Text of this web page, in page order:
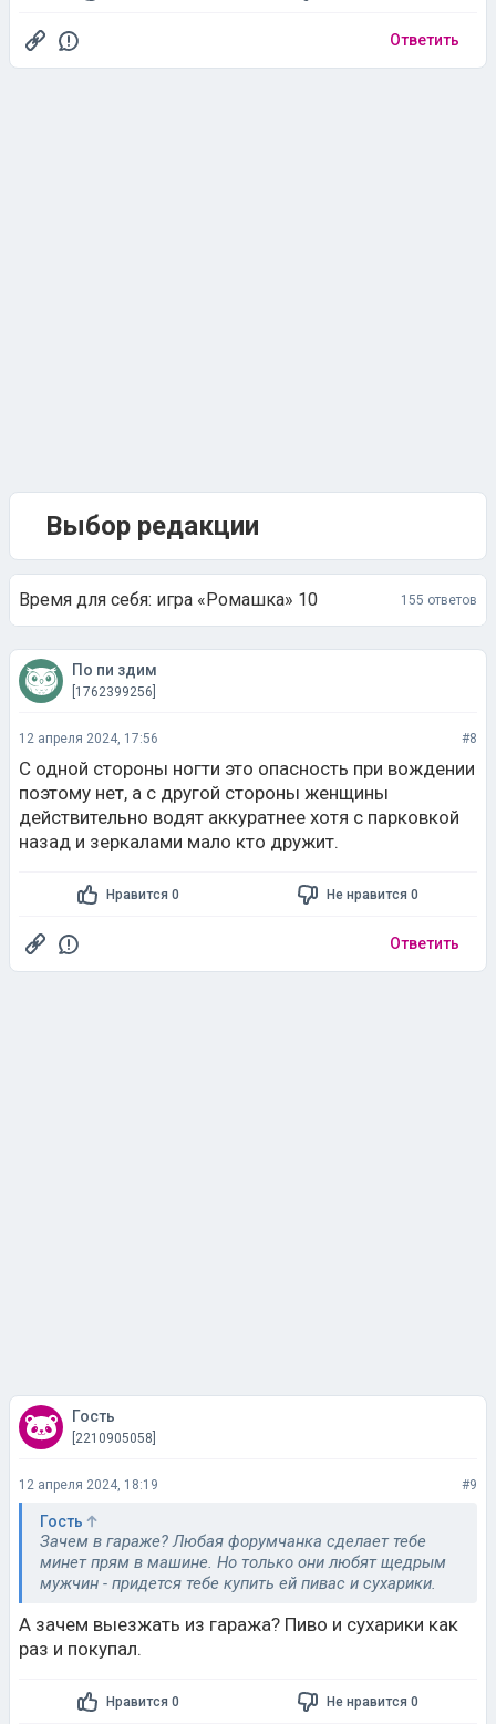
Ответить
Выбор редакции
Время для себя: игра «Ромашка» 10 155 ответов
По пи здим
[1762399256]
12 апреля 2024, 17:56 #8
С одной стороны ногти это опасность при вождении
поэтому нет, а с другой стороны женщины
действительно водят аккуратнее хотя с парковкой
назад и зеркалами мало кто дружит.
Нравится 0 Не нравится 0
Ответить
Гость
[2210905058]
12 апреля 2024, 18:19 #9
Гость
Зачем в гараже? Любая форумчанка сделает тебе
минет прям в машине. Но только они любят щедрым
мужчин - придется тебе купить ей пивас и сухарики.
А зачем выезжать из гаража? Пиво и сухарики как
раз и покупал.
Нравится 0 Не нравится 0